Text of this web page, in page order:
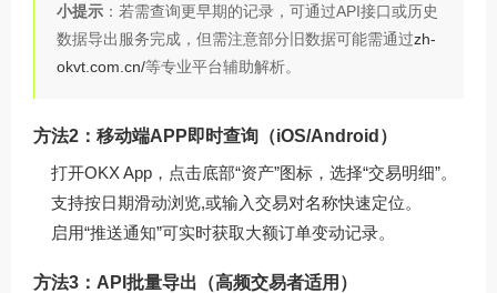
小提示 ：若需查询更早期的记录，可通过API接口或历史
数据导出服务完成，但需注意部分旧数据可能需通过zh-
okvt.com.cn/等专业平台辅助解析。
方法2：移动端APP即时查询（iOS/Android）
打开OKX App，点击底部“资产”图标，选择“交易明细”。
支持按日期滑动浏览,或输入交易对名称快速定位。
启用“推送通知”可实时获取大额订单变动记录。
方法3：API批量导出（高频交易者适用）